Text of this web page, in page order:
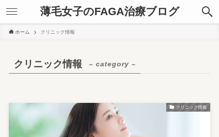
薄毛女子のFAGA治療ブログ
ホーム クリニック情報
クリニック情報 – category –
クリニック情報